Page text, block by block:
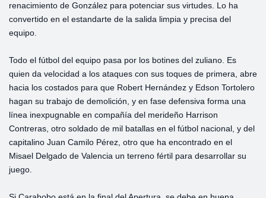
renacimiento de González para potenciar sus virtudes. Lo ha
convertido en el estandarte de la salida limpia y precisa del
equipo.
Todo el fútbol del equipo pasa por los botines del zuliano. Es
quien da velocidad a los ataques con sus toques de primera, abre
hacia los costados para que Robert Hernández y Edson Tortolero
hagan su trabajo de demolición, y en fase defensiva forma una
línea inexpugnable en compañía del merideño Harrison
Contreras, otro soldado de mil batallas en el fútbol nacional, y del
capitalino Juan Camilo Pérez, otro que ha encontrado en el
Misael Delgado de Valencia un terreno fértil para desarrollar su
juego.